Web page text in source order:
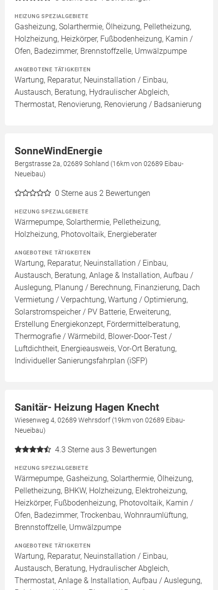
HEIZUNG SPEZIALGEBIETE
Gasheizung, Solarthermie, Ölheizung, Pelletheizung,
Holzheizung, Heizkörper, Fußbodenheizung, Kamin /
Ofen, Badezimmer, Brennstoffzelle, Umwälzpumpe
ANGEBOTENE TÄTIGKEITEN
Wartung, Reparatur, Neuinstallation / Einbau,
Austausch, Beratung, Hydraulischer Abgleich,
Thermostat, Renovierung, Renovierung / Badsanierung
SonneWindEnergie
Bergstrasse 2a, 02689 Sohland (16km von 02689 Eibau-
Neueibau)
0 Sterne aus 2 Bewertungen
HEIZUNG SPEZIALGEBIETE
Wärmepumpe, Solarthermie, Pelletheizung,
Holzheizung, Photovoltaik, Energieberater
ANGEBOTENE TÄTIGKEITEN
Wartung, Reparatur, Neuinstallation / Einbau,
Austausch, Beratung, Anlage & Installation, Aufbau /
Auslegung, Planung / Berechnung, Finanzierung, Dach
Vermietung / Verpachtung, Wartung / Optimierung,
Solarstromspeicher / PV Batterie, Erweiterung,
Erstellung Energiekonzept, Fördermittelberatung,
Thermografie / Wärmebild, Blower-Door-Test /
Luftdichtheit, Energieausweis, Vor-Ort Beratung,
Individueller Sanierungsfahrplan (iSFP)
Sanitär- Heizung Hagen Knecht
Wiesenweg 4, 02689 Wehrsdorf (19km von 02689 Eibau-
Neueibau)
4.3 Sterne aus 3 Bewertungen
HEIZUNG SPEZIALGEBIETE
Wärmepumpe, Gasheizung, Solarthermie, Ölheizung,
Pelletheizung, BHKW, Holzheizung, Elektroheizung,
Heizkörper, Fußbodenheizung, Photovoltaik, Kamin /
Ofen, Badezimmer, Trockenbau, Wohnraumlüftung,
Brennstoffzelle, Umwälzpumpe
ANGEBOTENE TÄTIGKEITEN
Wartung, Reparatur, Neuinstallation / Einbau,
Austausch, Beratung, Hydraulischer Abgleich,
Thermostat, Anlage & Installation, Aufbau / Auslegung,